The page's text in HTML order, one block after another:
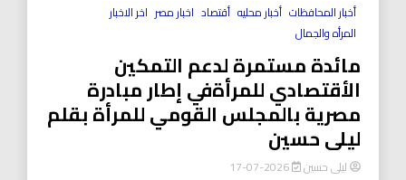
أخبار المحافظات أخبار محليه أقتصاد اخبار مصر اخر الاخبار
المرأه والجمال
مائدة مستمرة لدعم التمكين
الأقتصادي للمرأةفي إطار مبادرة
مصرية بالمجلس القومي للمرأة بقلم
ليلى حسين
ليلى حسين 2026-07-17